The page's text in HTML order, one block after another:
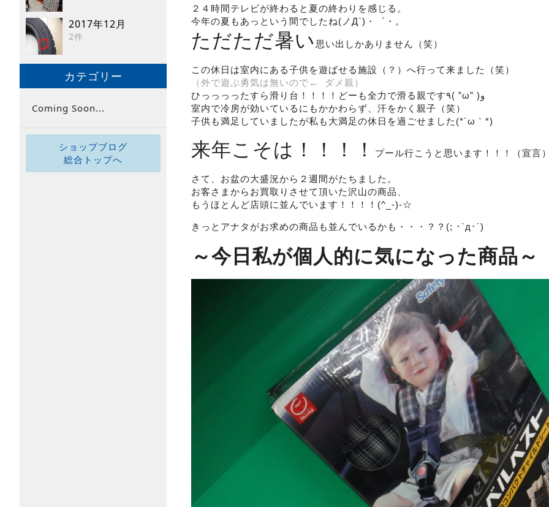
2017年12月
2件
カテゴリー
Coming Soon...
ショップブログ
総合トップへ
２４時間テレビが終わると夏の終わりを感じる。
今年の夏もあっという間でしたね(ノД`)・゜・。
ただただ暑い 思い出しかありません（笑）
この休日は室内にある子供を遊ばせる施設（？）へ行って来ました（笑）
（外で遊ぶ勇気は無いので← ダメ親）
ひっっっったすら滑り台！！！！どーも全力で滑る親です٩( ”ω” )و
室内で冷房が効いているにもかかわらず、汗をかく親子（笑）
子供も満足していましたが私も大満足の休日を過ごせました(*´ω｀*)
来年こそは！！！！ プール行こうと思います！！！（宣言
さて、お盆の大盛況から２週間がたちました。
お客さまからお買取りさせて頂いた沢山の商品、
もうほとんど店頭に並んでいます！！！！(^_-)-☆
きっとアナタがお求めの商品も並んでいるかも・・・？？(; ･`д･´)
～今日私が個人的に気になった商品～